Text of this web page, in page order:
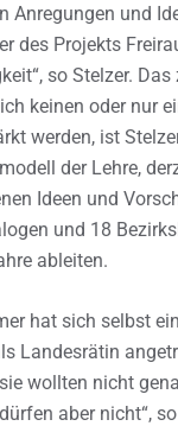
Anregungen und
des Projekts
so Stelzer.
keinen oder nur
werden, ist
der Lehre,
Ideen und
und 18
ableiten.
hat sich selbst
Landesrätin
wollten nicht
aber nicht“,